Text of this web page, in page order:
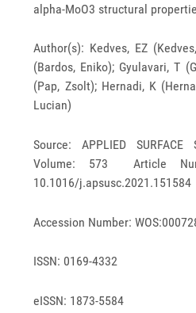
alpha-MoO3 structural
Author(s): Kedves, EZ
(Bardos, Eniko); Gyulavari, T
(Pap, Zsolt); Hernadi, K
Lucian)
Source: APPLIED
Volume: 573 Article
10.1016/
Accession Number:
ISSN: 0169-4332
eISSN: 1873-5584